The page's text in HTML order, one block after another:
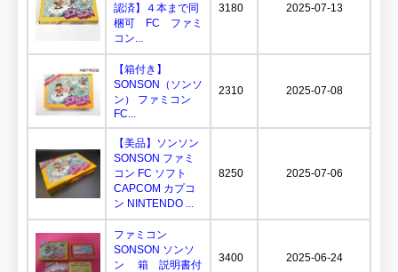
認済】４本まで同
梱可 FC ファミ
コン...
3180 2025-07-13
【箱付き】
SONSON（ソンソ
ン） ファミコン
FC...
2310 2025-07-08
【美品】ソンソン
SONSON ファミ
コン FC ソフト
CAPCOM カプコ
ン NINTENDO ...
8250 2025-07-06
ファミコン
SONSON ソンソ
ン 箱 説明書付
3400 2025-06-24